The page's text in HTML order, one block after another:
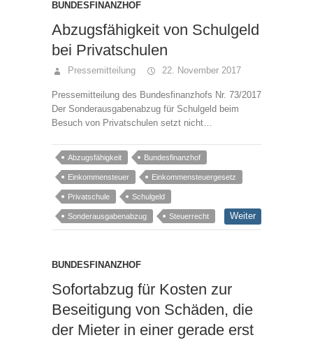
BUNDESFINANZHOF
Abzugsfähigkeit von Schulgeld
bei Privatschulen
Pressemitteilung 22. November 2017
Pressemitteilung des Bundesfinanzhofs Nr. 73/2017
Der Sonderausgabenabzug für Schulgeld beim
Besuch von Privatschulen setzt nicht…
Abzugsfähigkeit Bundesfinanzhof
Einkommensteuer Einkommensteuergesetz
Privatschule Schulgeld
Sonderausgabenabzug Steuerrecht Weiter
BUNDESFINANZHOF
Sofortabzug für Kosten zur
Beseitigung von Schäden, die
der Mieter in einer gerade erst